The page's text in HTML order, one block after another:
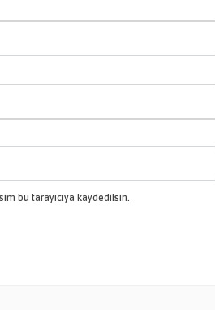
bu tarayıcıya kaydedilsin.